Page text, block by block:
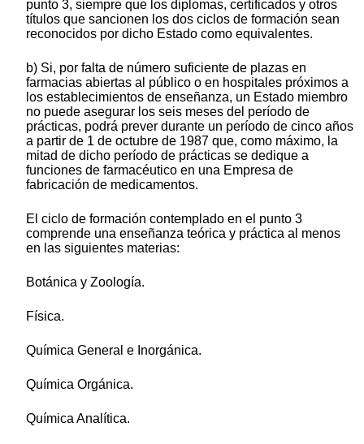
punto 3, siempre que los diplomas, certificados y otros
títulos que sancionen los dos ciclos de formación sean
reconocidos por dicho Estado como equivalentes.
b) Si, por falta de número suficiente de plazas en
farmacias abiertas al público o en hospitales próximos a
los establecimientos de enseñanza, un Estado miembro
no puede asegurar los seis meses del período de
prácticas, podrá prever durante un período de cinco años
a partir de 1 de octubre de 1987 que, como máximo, la
mitad de dicho período de prácticas se dedique a
funciones de farmacéutico en una Empresa de
fabricación de medicamentos.
El ciclo de formación contemplado en el punto 3
comprende una enseñanza teórica y práctica al menos
en las siguientes materias:
Botánica y Zoología.
Física.
Química General e Inorgánica.
Química Orgánica.
Química Analítica.